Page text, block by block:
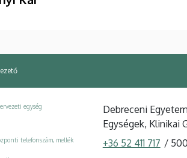
egység
Debreceni
Egységek, Klinikai
telefonszám, mellék +36 52 411 717 /